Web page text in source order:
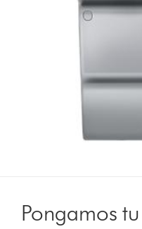
Pongamos